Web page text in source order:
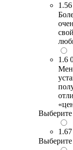
1.56
1.6
Выберите
1.67
Выберите